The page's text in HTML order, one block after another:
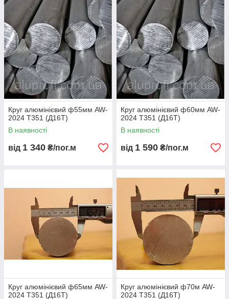
Круг алюмінієвий ф55мм AW-
2024 Т351 (Д16Т)
В наявності
від 1 340 ₴/пог.м
Круг алюмінієвий ф60мм AW-
2024 Т351 (Д16Т)
В наявності
від 1 590 ₴/пог.м
Круг алюмінієвий ф65мм AW-
2024 Т351 (Д16Т)
Круг алюмінієвий ф70м AW-
2024 Т351 (Д16Т)